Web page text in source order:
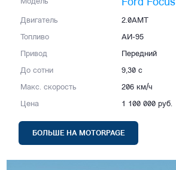
Модель Ford Focus
Двигатель 2.0AMT
Топливо АИ-95
Привод Передний
До сотни 9,30 с
Макс. скорость 206 км/ч
Цена 1 100 000 руб.
БОЛЬШЕ НА MOTORPAGE